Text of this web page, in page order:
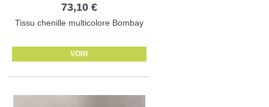
73,10 €
Tissu chenille multicolore Bombay
VOIR